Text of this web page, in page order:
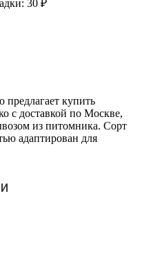
30 ₽
предлагает купить
с доставкой по Москве,
из питомника. Сорт
адаптирован для